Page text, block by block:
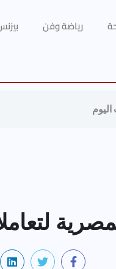
رياضة وفن